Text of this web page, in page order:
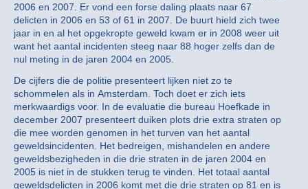
2006 en 2007. Er vond een forse daling plaats naar 67
delicten in 2006 en 53 of 61 in 2007. De buurt hield zich twee
jaar in en al het opgekropte geweld kwam er in 2008 weer uit
want het aantal incidenten steeg naar 88 hoger zelfs dan de
nul meting in de jaren 2004 en 2005.
De cijfers die de politie presenteert lijken niet zo te
schommelen als in Amsterdam. Toch doet er zich iets
merkwaardigs voor. In de evaluatie die bureau Hoefkade in
december 2007 presenteert duiken plots drie extra straten op
die mee worden genomen in het turven van het aantal
geweldsincidenten. Het bedreigen, mishandelen en andere
geweldsbezigheden in die drie straten in de jaren 2004 en
2005 is niet in de stukken terug te vinden. Het totaal aantal
geweldsdelicten in 2006 komt met die drie straten op 81 en is